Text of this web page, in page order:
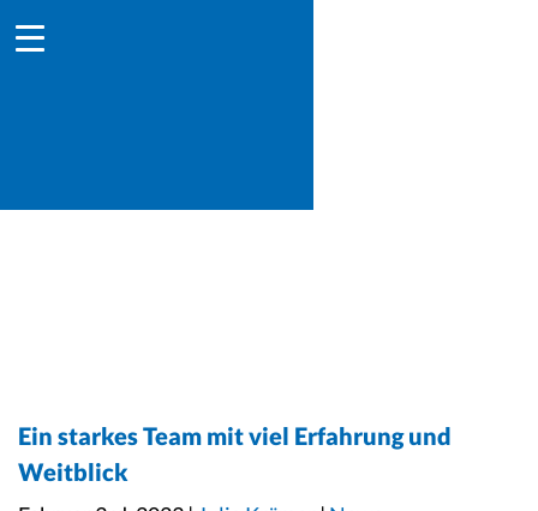
Ein starkes Team mit viel Erfahrung und
Weitblick